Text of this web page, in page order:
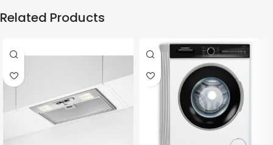
Related Products